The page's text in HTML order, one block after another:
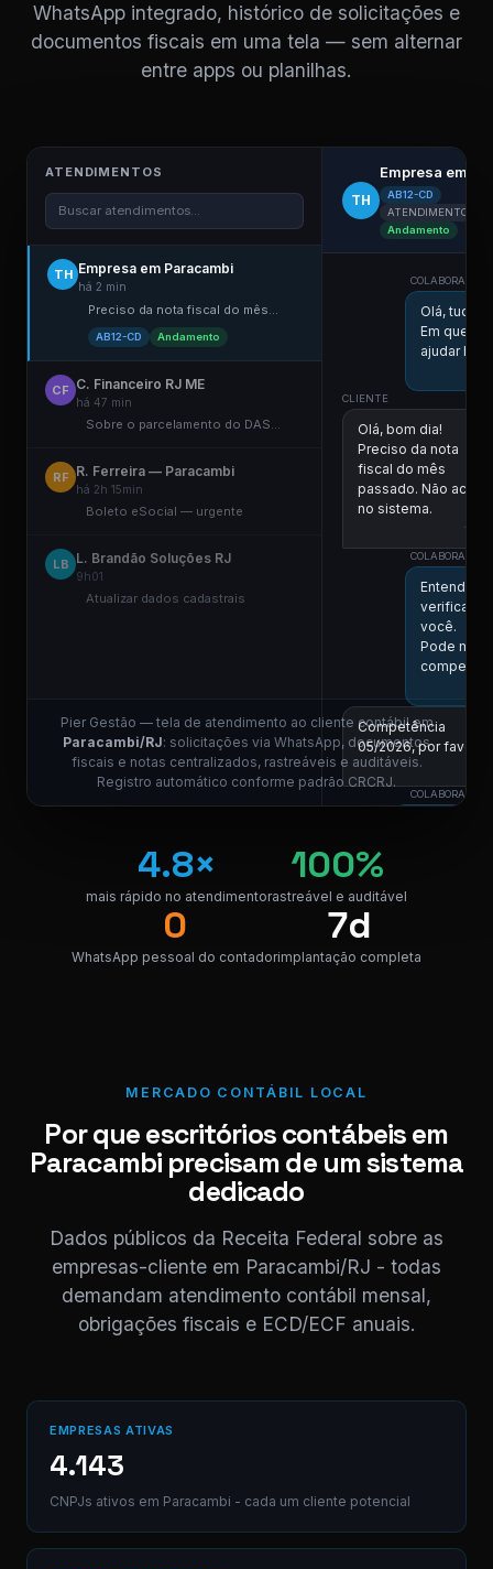
WhatsApp integrado, histórico de solicitações e
documentos fiscais em uma tela — sem alternar
entre apps ou planilhas.
ATENDIMENTOS
Buscar atendimentos...
TH Empresa em Paracambi
há 2 min
Preciso da nota fiscal do mês...
AB12-CD Andamento
CF C. Financeiro RJ ME
há 47 min
Sobre o parcelamento do DAS...
RF R. Ferreira — Paracambi
há 2h 15min
Boleto eSocial — urgente
LB L. Brandão Soluções RJ
9h01
Atualizar dados cadastrais
TH
Empresa em
AB12-CD
ATENDIMENTO
Andamento
COLABORADOR
Olá, tudo
Em que
ajudar
CLIENTE
Olá, bom dia!
Preciso da nota
fiscal do mês
passado. Não achei
no sistema.
11:00
COLABORADOR
Entendi!
verificar
você.
Pode me
Competência
05/2026, por favor.
COLABORADOR
NF competência 05/
CD.
Pier Gestão — tela de atendimento ao cliente contábil em
Paracambi/RJ: solicitações via WhatsApp, documentos
fiscais e notas centralizados, rastreáveis e auditáveis.
Registro automático conforme padrão CRCRJ.
4.8×
mais rápido no atendimento
100%
rastreável e auditável
0
WhatsApp pessoal do contador
7d
implantação completa
MERCADO CONTÁBIL LOCAL
Por que escritórios contábeis em
Paracambi precisam de um sistema
dedicado
Dados públicos da Receita Federal sobre as
empresas-cliente em Paracambi/RJ - todas
demandam atendimento contábil mensal,
obrigações fiscais e ECD/ECF anuais.
EMPRESAS ATIVAS
4.143
CNPJs ativos em Paracambi - cada um cliente potencial